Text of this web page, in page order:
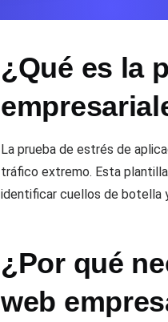
¿Qué es la
La prueba de estrés de
tráfico extremo. Esta
identificar cuellos de botella
¿Por qué
web